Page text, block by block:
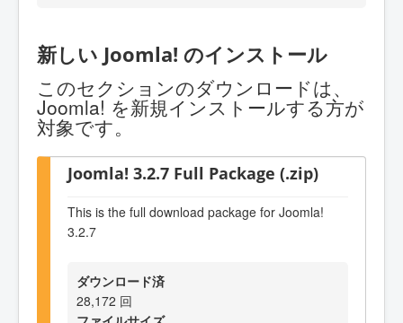
新しい Joomla! のインストール
このセクションのダウンロードは、
Joomla! を新規インストールする方が
対象です。
Joomla! 3.2.7 Full Package (.zip)
This is the full download package for Joomla!
3.2.7
ダウンロード済
28,172 回